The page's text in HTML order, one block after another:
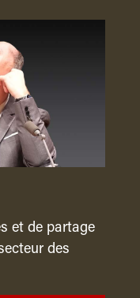
et de partage
des